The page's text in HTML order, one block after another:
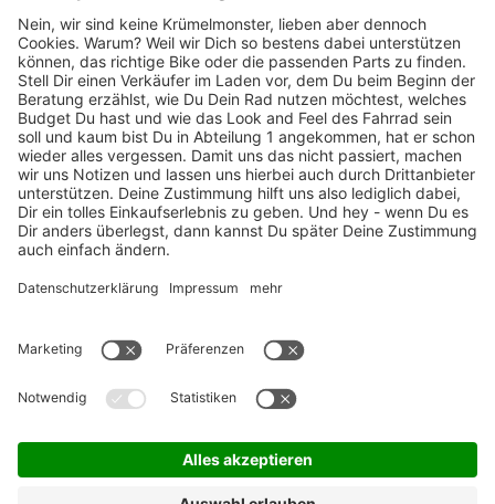
Marken-Highlights
TOP-Marken
ZAHLUNGSARTEN / RATENKAUF
FÜR ARBEITGEBER & ARBEITNEHMER